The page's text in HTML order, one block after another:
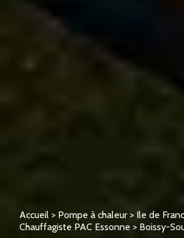
Accueil > Pompe à chaleur > Ile de
Chauffagiste PAC Essonne > Boissy-